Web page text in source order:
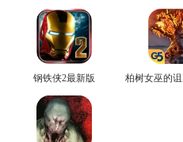
钢铁侠2最新版